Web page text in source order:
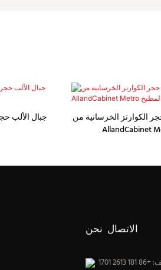
جبال الألب
الكوارتز الخرسانية من
الاتصال نحن
2613 1701